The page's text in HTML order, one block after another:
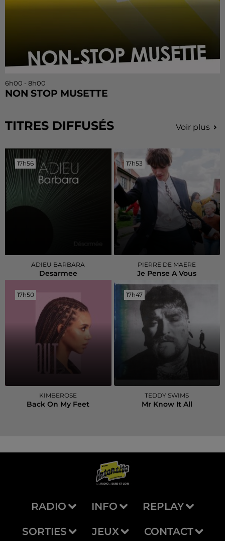
6h00 - 8h00
NON STOP MUSETTE
TITRES DIFFUSÉS Voir plus
17h56
17h56
ADIEU BARBARA
Desarmee
17h53
17h53
PIERRE DE MAERE
Je Pense A Vous
17h50
17h50
KIMBEROSE
Back On My Feet
17h47
17h47
TEDDY SWIMS
Mr Know It All
RADIO INFO REPLAY
SORTIES JEUX CONTACT